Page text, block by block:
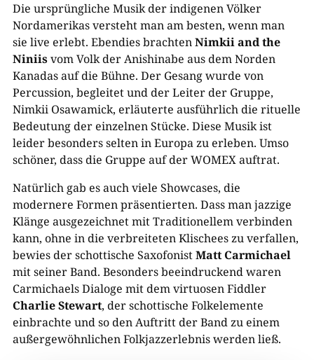
Die ursprüngliche Musik der indigenen Völker
Nordamerikas versteht man am besten, wenn man
sie live erlebt. Ebendies brachtenNimkii and the
Niniisvom Volk der Anishinabe aus dem Norden
Kanadas auf die Bühne. Der Gesang wurde von
Percussion, begleitet und der Leiter der Gruppe,
Nimkii Osawamick, erläuterte ausführlich die rituelle
Bedeutung der einzelnen Stücke. Diese Musik ist
leider besonders selten in Europa zu erleben. Umso
schöner, dass die Gruppe auf der WOMEX auftrat.
Natürlich gab es auch viele Showcases, die
modernere Formen präsentierten. Dass man jazzige
Klänge ausgezeichnet mit Traditionellem verbinden
kann, ohne in die verbreiteten Klischees zu verfallen,
bewies der schottische SaxofonistMatt Carmichael
mit seiner Band. Besonders beeindruckend waren
Carmichaels Dialoge mit dem virtuosen Fiddler
Charlie Stewart, der schottische Folkelemente
einbrachte und so den Auftritt der Band zu einem
außergewöhnlichen Folkjazzerlebnis werden ließ.